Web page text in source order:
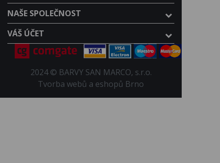
NAŠE SPOLEČNOST
VÁŠ ÚČET
2024 © BARVY SAN MARCO, s.r.o.
Tvorba webů a eshopů Brno